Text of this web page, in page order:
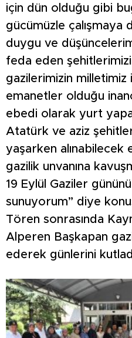
için dün olduğu gibi
gücümüzle çalışmaya
duygu ve
feda eden
gazilerimizin milletimiz
emanetler olduğu
ebedi olarak yurt
Atatürk ve aziz
yaşarken alınabilecek
gazilik unvanına
19 Eylül Gaziler
sunuyorum” diye
Tören sonrasında
Alperen Başkapan
ederek günlerini